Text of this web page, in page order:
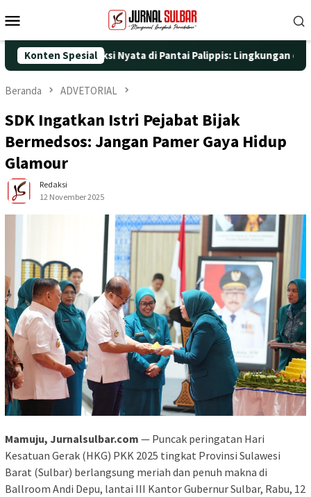
ke
Mobile
Konten Spesial
dengan Aksi Nyata di Pantai Palippis: Lingkungan dan
Beranda ADVETORIAL
SDK Ingatkan Istri Pejabat Bijak
Bermedsos: Jangan Pamer Gaya Hidup
Glamour
Redaksi
12 November 2025
Mamuju, Jurnalsulbar.com — Puncak peringatan Hari
Kesatuan Gerak (HKG) PKK 2025 tingkat Provinsi Sulawesi
Barat (Sulbar) berlangsung meriah dan penuh makna di
Ballroom Andi Depu, lantai III Kantor Gubernur Sulbar, Rabu, 12